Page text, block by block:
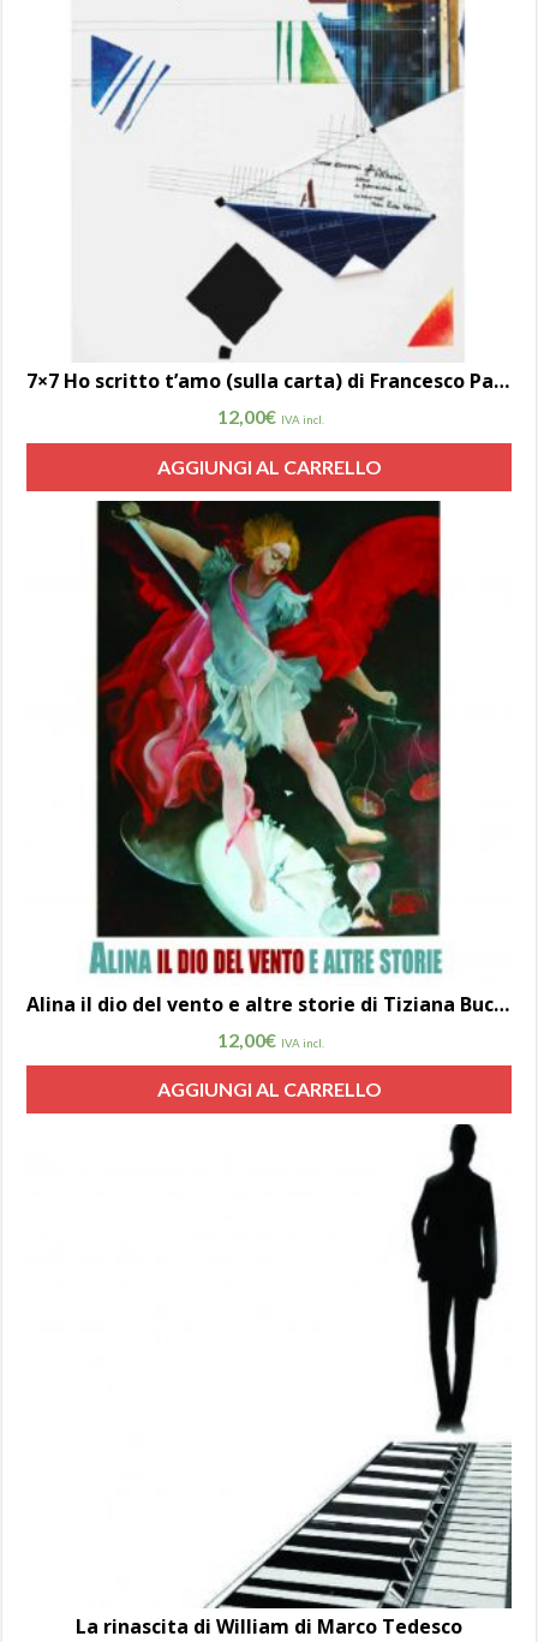
7×7 Ho scritto t’amo (sulla carta) di Francesco Pasca
12,00€ IVA incl.
AGGIUNGI AL CARRELLO
Alina il dio del vento e altre storie di Tiziana Buccarella
12,00€ IVA incl.
AGGIUNGI AL CARRELLO
La rinascita di William di Marco Tedesco